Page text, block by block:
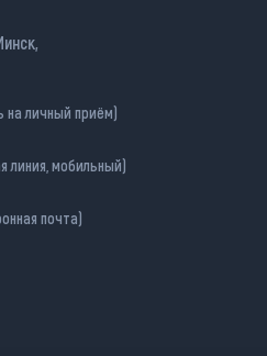
на личный приём)
линия, мобильный)
почта)